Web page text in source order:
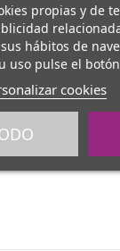
propias y de
hábitos de
uso pulse el
cookies